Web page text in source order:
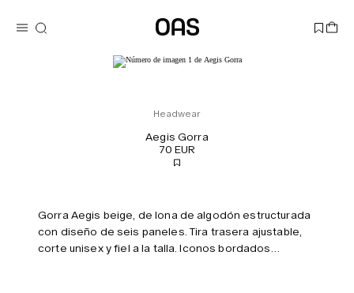
Headwear
Aegis Gorra
70 EUR
Gorra Aegis beige, de lona de algodón estructurada
con diseño de seis paneles. Tira trasera ajustable,
corte unisex y fiel a la talla. Iconos bordados